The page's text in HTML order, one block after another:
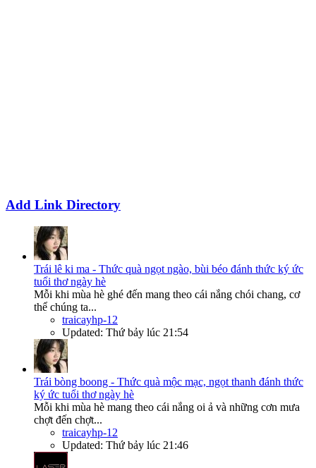
Add Link Directory
Trái lê ki ma - Thức quà ngọt ngào, bùi béo đánh thức ký ức
tuổi thơ ngày hè
Mỗi khi mùa hè ghé đến mang theo cái nắng chói chang, cơ
thể chúng ta...
traicayhp-12
Updated: Thứ bảy lúc 21:54
Trái bòng boong - Thức quà mộc mạc, ngọt thanh đánh thức
ký ức tuổi thơ ngày hè
Mỗi khi mùa hè mang theo cái nắng oi ả và những cơn mưa
chợt đến chợt...
traicayhp-12
Updated: Thứ bảy lúc 21:46